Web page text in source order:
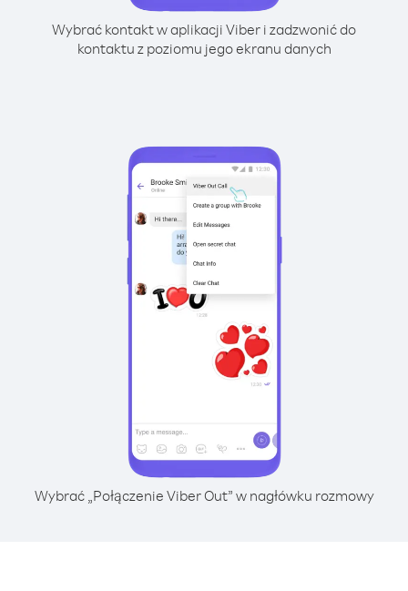
Wybrać kontakt w aplikacji Viber i zadzwonić do
kontaktu z poziomu jego ekranu danych
Wybrać „Połączenie Viber Out” w nagłówku rozmowy